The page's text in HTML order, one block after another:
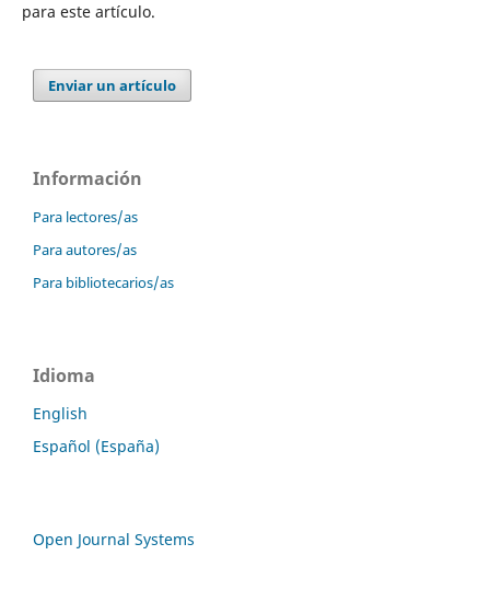
para este artículo.
Enviar un artículo
Información
Para lectores/as
Para autores/as
Para bibliotecarios/as
Idioma
English
Español (España)
Open Journal Systems